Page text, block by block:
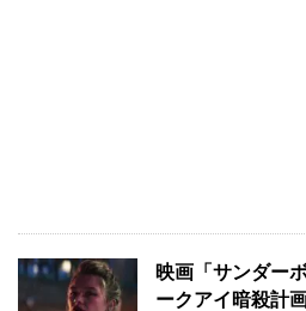
映画「サンダー
ークアイ暗殺計